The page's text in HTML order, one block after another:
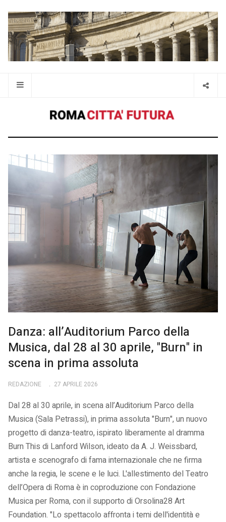
Danza: all’Auditorium Parco della
Musica, dal 28 al 30 aprile, "Burn" in
scena in prima assoluta
REDAZIONE 27 APRILE 2026
Dal 28 al 30 aprile, in scena all’Auditorium Parco della
Musica (Sala Petrassi), in prima assoluta "Burn", un nuovo
progetto di danza-teatro, ispirato liberamente al dramma
Burn This di Lanford Wilson, ideato da A. J. Weissbard,
artista e scenografo di fama internazionale che ne firma
anche la regia, le scene e le luci. L'allestimento del Teatro
dell’Opera di Roma è in coproduzione con Fondazione
Musica per Roma, con il supporto di Orsolina28 Art
Foundation. "Lo spettacolo affronta i temi dell'identità e